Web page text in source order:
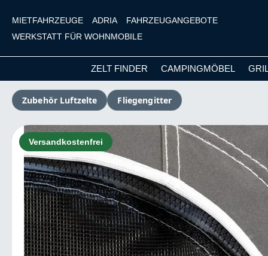
Hauptinhalt springen
Zur Suche springen
Zur Hauptnavigation springen
MIETFAHRZEUGE ADRIA
FAHRZEUGANGEBOTE
WERKSTATT FÜR WOHNMOBILE
ZELT FINDER CAMPINGMÖBEL
Zubehör Luftzelte Fliegengitter
Bildergalerie überspringen
Versandkostenfrei